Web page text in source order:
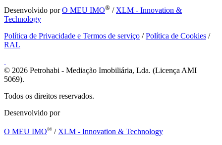
Desenvolvido porO MEU IMO® / XLM - Innovation &
Technology
Política de Privacidade e Termos de serviço /Política de Cookies /
RAL
© 2026 Petrohabi - Mediação Imobiliária, Lda. (Licença AMI
5069).
Todos os direitos reservados.
Desenvolvido por
O MEU IMO® /XLM - Innovation & Technology